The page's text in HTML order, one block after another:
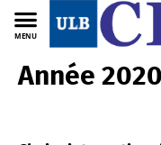
MENU
CIERL FR Actualités
Année 2020